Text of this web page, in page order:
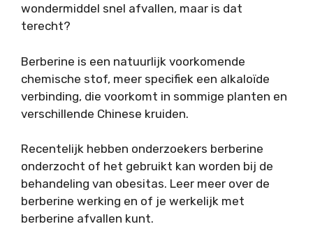
wondermiddel snel afvallen, maar is dat
terecht?
Berberine is een natuurlijk voorkomende
chemische stof, meer specifiek een alkaloïde
verbinding, die voorkomt in sommige planten en
verschillende Chinese kruiden.
Recentelijk hebben onderzoekers berberine
onderzocht of het gebruikt kan worden bij de
behandeling van obesitas. Leer meer over de
berberine werking en of je werkelijk met
berberine afvallen kunt.